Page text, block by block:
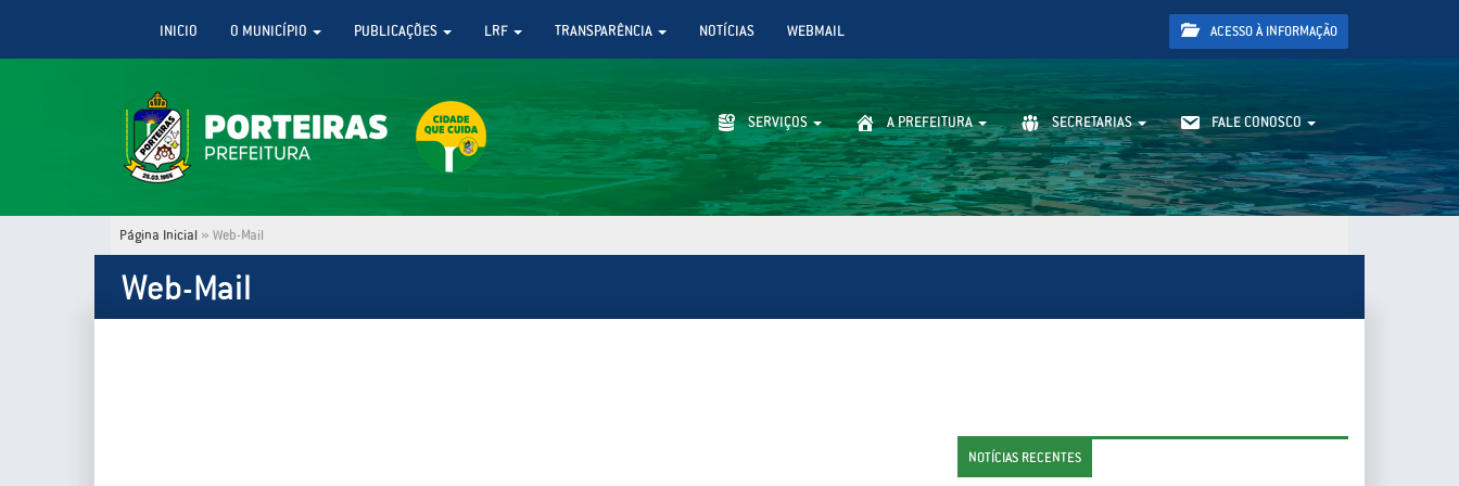
INICIO O MUNICÍPIO PUBLICAÇÕES LRF TRANSPARÊNCIA NOTÍCIAS WEBMAIL ACESSO À INFORMAÇÃO
SERVIÇOS A PREFEITURA SECRETARIAS FALE CONOSCO
Página Inicial » Web-Mail
Web-Mail
NOTÍCIAS RECENTES